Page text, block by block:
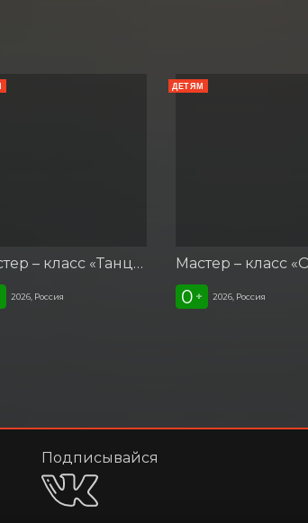
Мастер – класс «Танцуй со мной»
2026, Россия
ДЕТЯМ
0 + 2026, Россия
Подписывайся